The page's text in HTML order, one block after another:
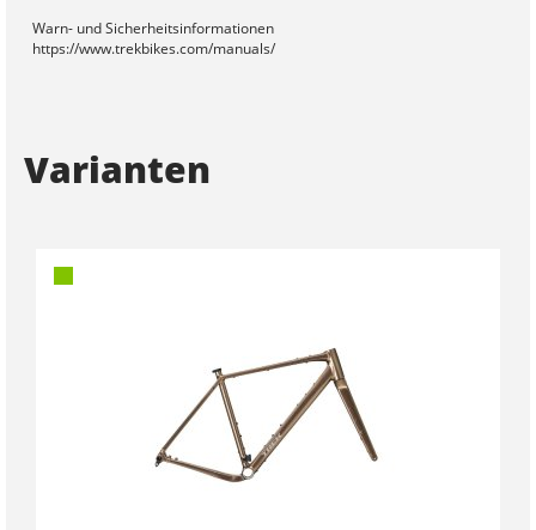
Warn- und Sicherheitsinformationen
https://www.trekbikes.com/manuals/
Varianten